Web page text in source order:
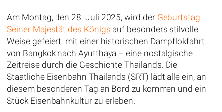
Am Montag, den 28. Juli 2025, wird der Geburtstag
Seiner Majestät des Königs auf besonders stilvolle
Weise gefeiert: mit einer historischen Dampflokfahrt
von Bangkok nach Ayutthaya – eine nostalgische
Zeitreise durch die Geschichte Thailands. Die
Staatliche Eisenbahn Thailands (SRT) lädt alle ein, an
diesem besonderen Tag an Bord zu kommen und ein
Stück Eisenbahnkultur zu erleben.